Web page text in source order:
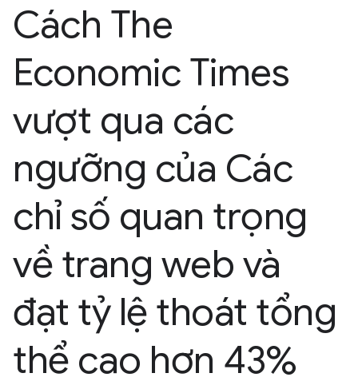
Cách The
Economic Times
vượt qua các
ngưỡng của Các
chỉ số quan trọng
về trang web và
đạt tỷ lệ thoát tổng
thể cao hơn 43%